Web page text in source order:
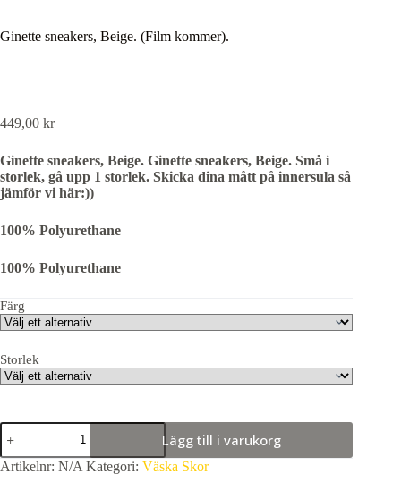
Ginette sneakers, Beige. (Film kommer).
449,00 kr
Ginette sneakers, Beige. Ginette sneakers, Beige. Små i
storlek, gå upp 1 storlek. Skicka dina mått på innersula så
jämför vi här:))
100% Polyurethane
100% Polyurethane
Färg
Storlek
Ginette
sneakers,
Beige.
(Film
Lägg till i varukorg
Artikelnr: N/A Kategori: Väska Skor